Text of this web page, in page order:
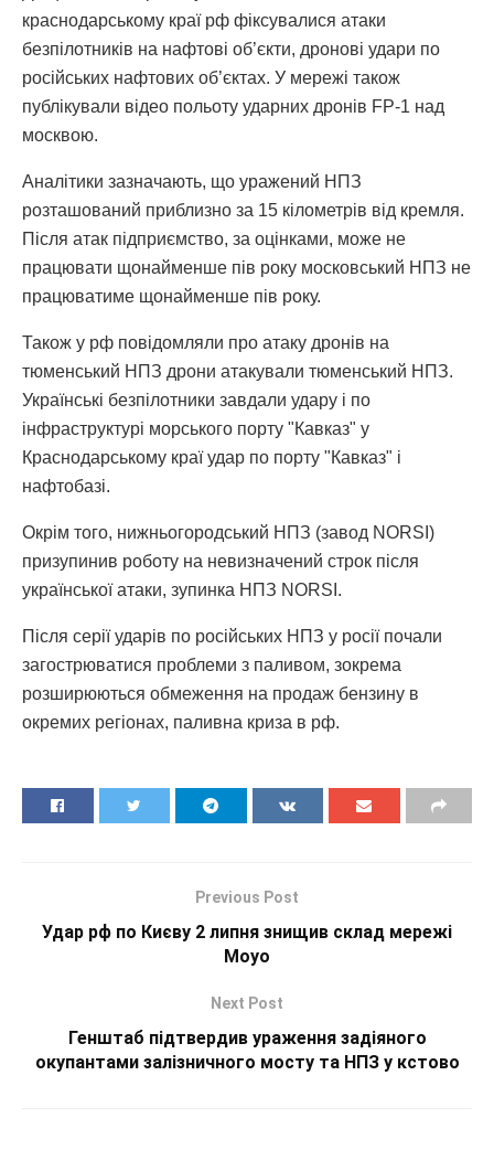
краснодарському краї рф фіксувалися атаки
безпілотників на нафтові об’єкти, дронові удари по
російських нафтових об’єктах. У мережі також
публікували відео польоту ударних дронів FP-1 над
москвою.
Аналітики зазначають, що уражений НПЗ
розташований приблизно за 15 кілометрів від кремля.
Після атак підприємство, за оцінками, може не
працювати щонайменше пів року московський НПЗ не
працюватиме щонайменше пів року.
Також у рф повідомляли про атаку дронів на
тюменський НПЗ дрони атакували тюменський НПЗ.
Українські безпілотники завдали удару і по
інфраструктурі морського порту "Кавказ" у
Краснодарському краї удар по порту "Кавказ" і
нафтобазі.
Окрім того, нижньогородський НПЗ (завод NORSI)
призупинив роботу на невизначений строк після
української атаки, зупинка НПЗ NORSI.
Після серії ударів по російських НПЗ у росії почали
загострюватися проблеми з паливом, зокрема
розширюються обмеження на продаж бензину в
окремих регіонах, паливна криза в рф.
Previous Post
Удар рф по Києву 2 липня знищив склад мережі
Moyo
Next Post
Генштаб підтвердив ураження задіяного
окупантами залізничного мосту та НПЗ у кстово